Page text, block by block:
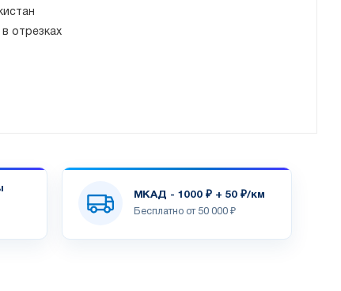
в отрезках
МКАД - 1000 ₽ + 50 ₽/км
Бесплатно от 50 000 ₽